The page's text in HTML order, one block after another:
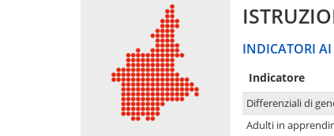
INDICATORI
Indicatore
Differenziali di
Adulti in